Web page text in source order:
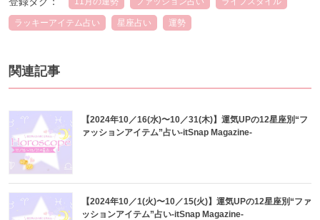
ラッキーアイテム占い 星座占い 運勢
関連記事
【2024年10／16(水)〜10／31(木)】運気UPの12星座別“フ
ァッションアイテム”占い-itSnap Magazine-
【2024年10／1(火)〜10／15(火)】運気UPの12星座別“ファ
ッションアイテム”占い-itSnap Magazine-